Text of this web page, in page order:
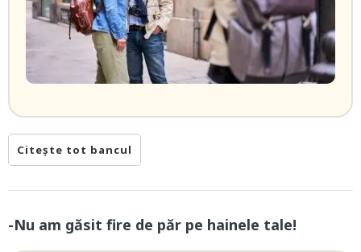
Citește tot bancul
-Nu am găsit fire de păr pe hainele tale!